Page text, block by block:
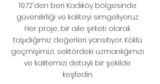
1972'den beri Kadıköy bölgesinde
güvenilirliği ve kaliteyi simgeliyoruz.
Her proje, bir aile şirketi olarak
taşıdığımız değerleri yansıtıyor. Köklü
geçmişimizi, sektördeki uzmanlığımızı
ve kalitemizi detaylı bir şekilde
keşfedin.